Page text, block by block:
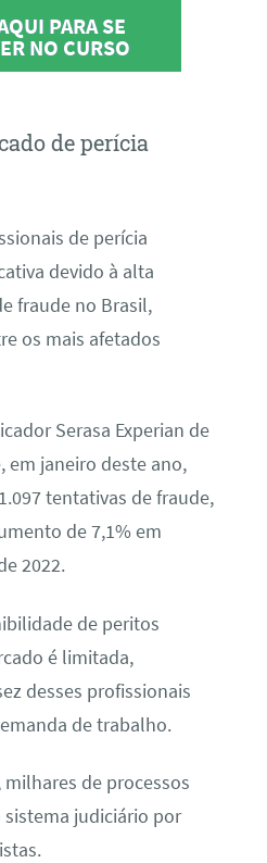
PARA SE
NO CURSO
de perícia
de perícia
devido à alta
fraude no Brasil,
os mais afetados
Serasa Experian de
em janeiro deste ano,
tentativas de fraude,
de 7,1% em
2022.
de peritos
é limitada,
desses profissionais
de trabalho.
de processos
judiciário por